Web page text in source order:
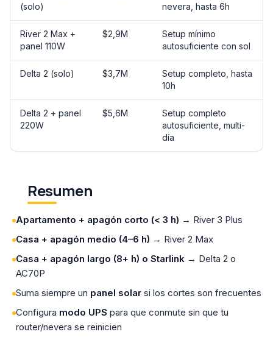
(solo)
nevera, hasta 6h
River 2 Max +
panel 110W
$2,9M
Setup mínimo
autosuficiente con sol
Delta 2 (solo) $3,7M
Setup completo, hasta
10h
Delta 2 + panel
220W
$5,6M
Setup completo
autosuficiente, multi-
día
Resumen
Apartamento + apagón corto (< 3 h) → River 3 Plus
Casa + apagón medio (4–6 h) → River 2 Max
Casa + apagón largo (8+ h) o Starlink → Delta 2 o
AC70P
Suma siempre un panel solar si los cortes son frecuentes
Configura modo UPS para que conmute sin que tu
router/nevera se reinicien